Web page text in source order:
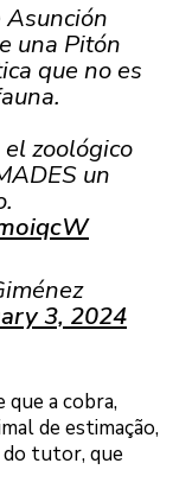
Asunción
una Pitón
que no es
zoológico
un
3, 2024
a cobra,
de estimação,
do tutor, que